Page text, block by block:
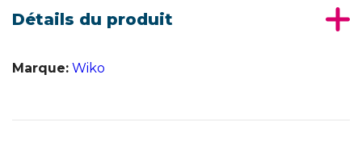
Détails du produit
Marque: Wiko